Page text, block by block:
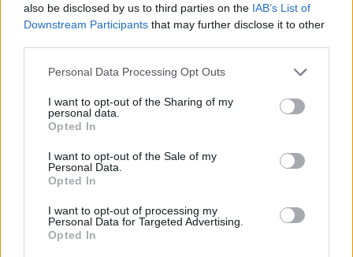
also be disclosed by us to third parties on the IAB’s List of
Downstream Participants that may further disclose it to other
Personal Data Processing Opt Outs
I want to opt-out of the Sharing of my
personal data.
Opted In
I want to opt-out of the Sale of my
Personal Data.
Opted In
I want to opt-out of processing my
Personal Data for Targeted Advertising.
Opted In
ΠΕΡΙΣΣΌΤΕΡΑ ΣΕ ΑΥΤΉ ΤΗΝ ΚΑΤΗΓΟΡΊΑ
Λαζόπουλο: "Έχει βλάψει
σοβαρά την Ελλάδα-
Έσπειρε μίσος"
Στην Αθήνα ο
02/11/2017 - 02:00